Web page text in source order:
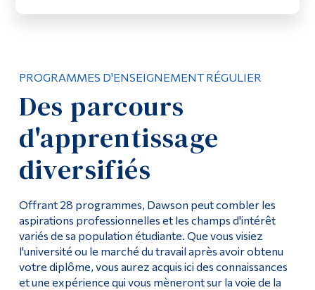
PROGRAMMES D'ENSEIGNEMENT RÉGULIER
Des parcours
d'apprentissage
diversifiés
Offrant 28 programmes, Dawson peut combler les
aspirations professionnelles et les champs d'intérêt
variés de sa population étudiante. Que vous visiez
l'université ou le marché du travail après avoir obtenu
votre diplôme, vous aurez acquis ici des connaissances
et une expérience qui vous mèneront sur la voie de la